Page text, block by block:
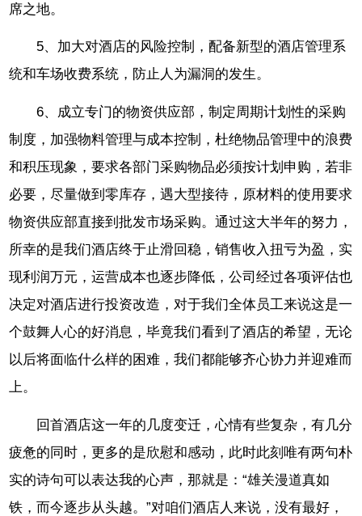
席之地。
5、加大对酒店的风险控制，配备新型的酒店管理系
统和车场收费系统，防止人为漏洞的发生。
6、成立专门的物资供应部，制定周期计划性的采购
制度，加强物料管理与成本控制，杜绝物品管理中的浪费
和积压现象，要求各部门采购物品必须按计划申购，若非
必要，尽量做到零库存，遇大型接待，原材料的使用要求
物资供应部直接到批发市场采购。通过这大半年的努力，
所幸的是我们酒店终于止滑回稳，销售收入扭亏为盈，实
现利润万元，运营成本也逐步降低，公司经过各项评估也
决定对酒店进行投资改造，对于我们全体员工来说这是一
个鼓舞人心的好消息，毕竟我们看到了酒店的希望，无论
以后将面临什么样的困难，我们都能够齐心协力并迎难而
上。
回首酒店这一年的几度变迁，心情有些复杂，有几分
疲惫的同时，更多的是欣慰和感动，此时此刻唯有两句朴
实的诗句可以表达我的心声，那就是：“雄关漫道真如
铁，而今逐步从头越。”对咱们酒店人来说，没有最好，